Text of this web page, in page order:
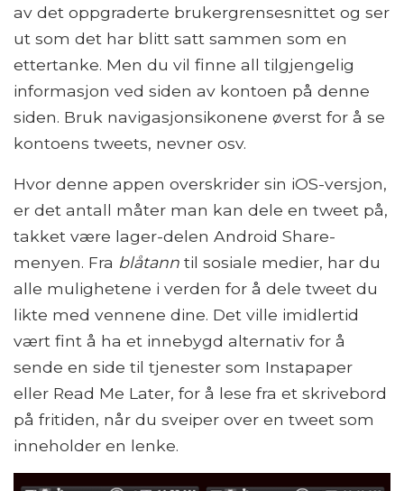
av det oppgraderte brukergrensesnittet og ser
ut som det har blitt satt sammen som en
ettertanke. Men du vil finne all tilgjengelig
informasjon ved siden av kontoen på denne
siden. Bruk navigasjonsikonene øverst for å se
kontoens tweets, nevner osv.
Hvor denne appen overskrider sin iOS-versjon,
er det antall måter man kan dele en tweet på,
takket være lager-delen Android Share-
menyen. Fra blåtann til sosiale medier, har du
alle mulighetene i verden for å dele tweet du
likte med vennene dine. Det ville imidlertid
vært fint å ha et innebygd alternativ for å
sende en side til tjenester som Instapaper
eller Read Me Later, for å lese fra et skrivebord
på fritiden, når du sveiper over en tweet som
inneholder en lenke.